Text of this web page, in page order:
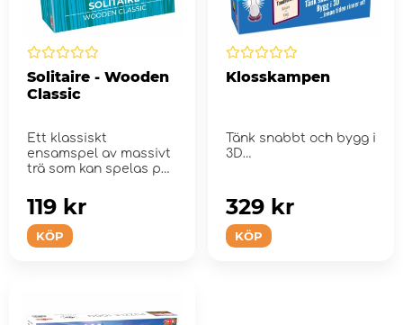
Solitaire - Wooden
Classic
Ett klassiskt
ensamspel av massivt
trä som kan spelas på
KÖP
119 kr
Klosskampen
Tänk snabbt och bygg i
3D…
KÖP
329 kr